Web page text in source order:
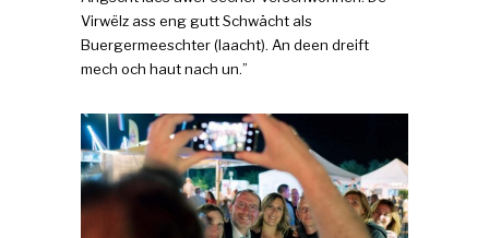
Virwëlz ass eng gutt Schwächt als
Buergermeeschter (laacht). An deen dreift
mech och haut nach un.”